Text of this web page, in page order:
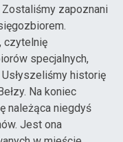
zapoznani
czytelnię
specjalnych,
historię
Na koniec
należąca niegdyś
Jest ona